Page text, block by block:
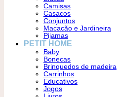
Camisas
Casacos
Conjuntos
Macacão e Jardineira
Pijamas
PETIT HOME
Baby
Bonecas
Brinquedos de madeira
Carrinhos
Educativos
Jogos